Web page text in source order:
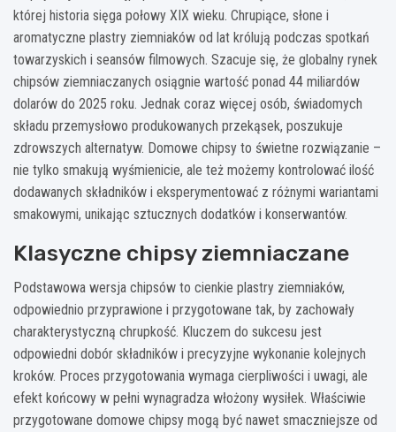
której historia sięga połowy XIX wieku. Chrupiące, słone i
aromatyczne plastry ziemniaków od lat królują podczas spotkań
towarzyskich i seansów filmowych. Szacuje się, że globalny rynek
chipsów ziemniaczanych osiągnie wartość ponad 44 miliardów
dolarów do 2025 roku. Jednak coraz więcej osób, świadomych
składu przemysłowo produkowanych przekąsek, poszukuje
zdrowszych alternatyw. Domowe chipsy to świetne rozwiązanie –
nie tylko smakują wyśmienicie, ale też możemy kontrolować ilość
dodawanych składników i eksperymentować z różnymi wariantami
smakowymi, unikając sztucznych dodatków i konserwantów.
Klasyczne chipsy ziemniaczane
Podstawowa wersja chipsów to cienkie plastry ziemniaków,
odpowiednio przyprawione i przygotowane tak, by zachowały
charakterystyczną chrupkość. Kluczem do sukcesu jest
odpowiedni dobór składników i precyzyjne wykonanie kolejnych
kroków. Proces przygotowania wymaga cierpliwości i uwagi, ale
efekt końcowy w pełni wynagradza włożony wysiłek. Właściwie
przygotowane domowe chipsy mogą być nawet smaczniejsze od